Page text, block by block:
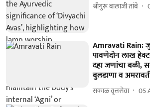
श्रीगुरू बालाजी तांबे
Amravati Rain:
पावणेदोन लाख
दहा जणांचा बळी,
बुलडाणा व
सकाळ वृत्तसेवा 05